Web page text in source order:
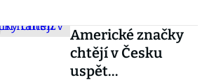
Americké značky
chtějí v Česku
uspět